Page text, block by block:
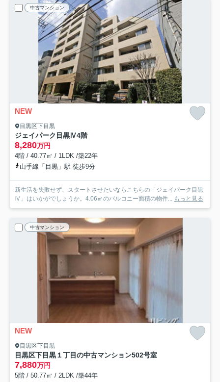
中古マンション
NEW
目黒区下目黒
ジェイパーク目黒Ⅳ4階
8,280万円
4階 / 40.77㎡ / 1LDK /築22年
山手線「目黒」駅 徒歩9分
新生活を失敗せず、スタートさせたいならこちらの「ジェイパーク目黒
Ⅳ」はいかがでしょうか。4.06㎡のバルコニー面積の物件... もっと見る
中古マンション
NEW
目黒区下目黒
目黒区下目黒１丁目の中古マンション502号室
7,880万円
5階 / 50.77㎡ / 2LDK /築44年